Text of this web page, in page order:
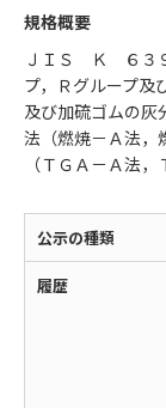
規格概要
ＪＩＳ Ｋ ６３
プ，Ｒグループ及
及び加硫ゴムの灰
法（燃焼－Ａ法，
（ＴＧＡ－Ａ法
公示の種類
履歴